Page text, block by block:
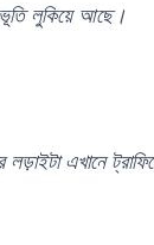
লুকিয়ে আছে।
এখানে